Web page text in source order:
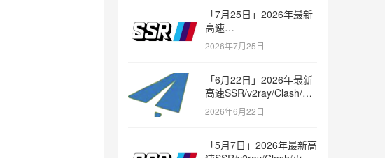
「7月25日」2026年最新
高速
SSR/v2ray/Clash/trojan
节点免费分享
2026年7月25日
「6月22日」2026年最新
高速SSR/v2ray/Clash/火
箭节点免费分享
2026年6月22日
「5月7日」2026年最新高